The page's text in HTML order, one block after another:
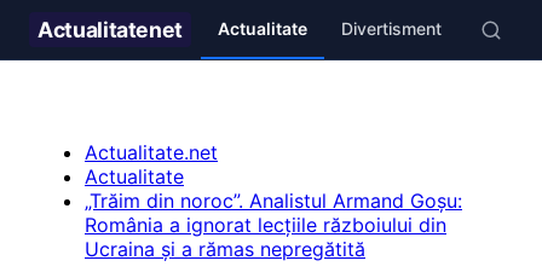
Actualitatenet Actualitate Divertisment Stil de
Actualitate.net
Actualitate
„Trăim din noroc”. Analistul Armand Goșu:
România a ignorat lecțiile războiului din
Ucraina și a rămas nepregătită